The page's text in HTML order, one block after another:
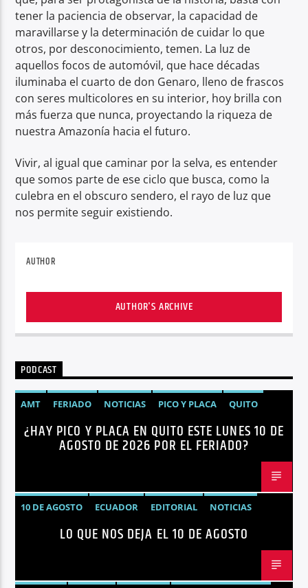
tener la paciencia de observar, la capacidad de
maravillarse y la determinación de cuidar lo que
otros, por desconocimiento, temen. La luz de
aquellos focos de automóvil, que hace décadas
iluminaba el cuarto de don Genaro, lleno de frascos
con seres multicolores en su interior, hoy brilla con
más fuerza que nunca, proyectando la riqueza de
nuestra Amazonía hacia el futuro.
Vivir, al igual que caminar por la selva, es entender
que somos parte de ese ciclo que busca, como la
culebra en el obscuro sendero, el rayo de luz que
nos permite seguir existiendo.
AUTHOR
AUTHOR'S ARCHIVE
PODCAST
AMT FERIADO NOTICIAS PICO Y PLACA QUITO
¿HAY PICO Y PLACA EN QUITO ESTE LUNES 10 DE
AGOSTO DE 2026 POR EL FERIADO?
10 DE AGOSTO ECUADOR EDITORIAL NOTICIAS
LO QUE NOS DEJA EL 10 DE AGOSTO